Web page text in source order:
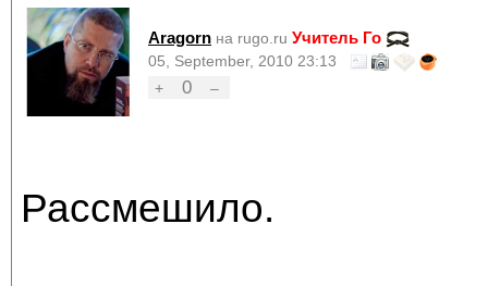
Aragorn на rugo.ru Учитель Го
05, September, 2010 23:13
+
0 –
Рассмешило.